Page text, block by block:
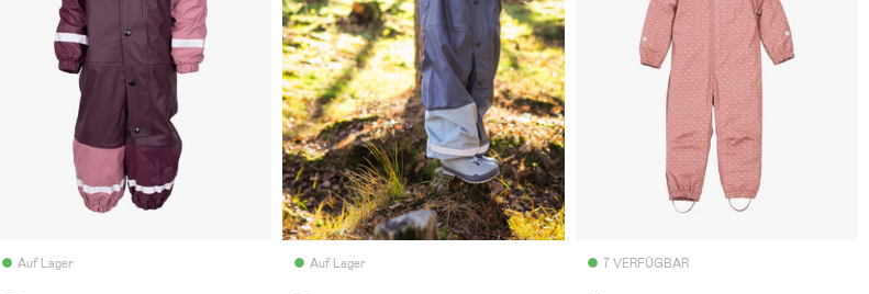
Auf Lager Auf Lager 7 VERFÜGBAR